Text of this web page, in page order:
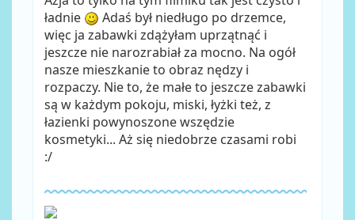
ładnie
Adaś był niedługo po drzemce,
więc ja zabawki zdążyłam uprzątnąć i
jeszcze nie narozrabiał za mocno. Na ogół
nasze mieszkanie to obraz nędzy i
rozpaczy. Nie to, że małe to jeszcze zabawki
są w każdym pokoju, miski, łyżki też, z
łazienki powynoszone wszędzie
kosmetyki... Aż się niedobrze czasami robi
:/